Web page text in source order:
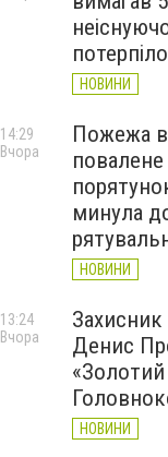
НОВИНИ
Пожежа
повалене
минула
НОВИНИ
14:29
Вчора
Захисник
Денис
«Золотий
НОВИНИ
13:24
Вчора